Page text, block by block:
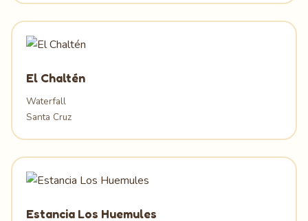
El Chaltén
Waterfall
Santa Cruz
Estancia Los Huemules